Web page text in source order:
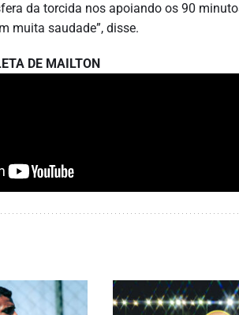
da torcida nos apoiando os 90
muita saudade”, disse.
DE MAILTON